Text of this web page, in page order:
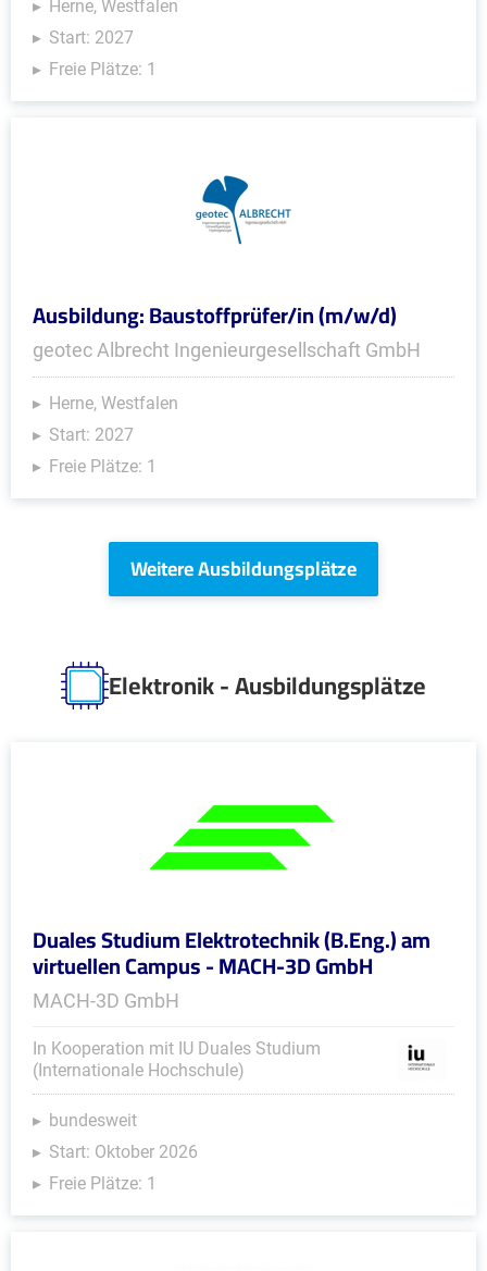
Herne, Westfalen
Start: 2027
Freie Plätze: 1
Ausbildung: Baustoffprüfer/in (m/w/d)
geotec Albrecht Ingenieurgesellschaft GmbH
Herne, Westfalen
Start: 2027
Freie Plätze: 1
Weitere Ausbildungsplätze
Elektronik - Ausbildungsplätze
Duales Studium Elektrotechnik (B.Eng.) am
virtuellen Campus - MACH-3D GmbH
MACH-3D GmbH
In Kooperation mit IU Duales Studium
(Internationale Hochschule)
bundesweit
Start: Oktober 2026
Freie Plätze: 1